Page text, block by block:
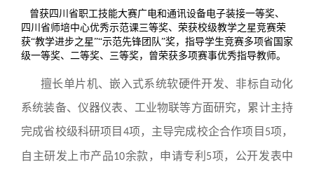
曾获四川省职工技能大赛广电和通讯设备电子装接一等奖、
四川省师培中心优秀示范课三等奖、荣获校级教学之星竞赛荣
获“教学进步之星”“示范先锋团队”奖，指导学生竞赛多项省国家
级一等奖、二等奖、三等奖，曾荣获多项赛事优秀指导教师。
擅长单片机、嵌入式系统软硬件开发、非标自动化
系统装备、仪器仪表、工业物联等方面研究，累计主持
完成省校级科研项目 4项，主导完成校企合作项目 5项，
自主研发上市产品10余款，申请专利 5项，公开发表中